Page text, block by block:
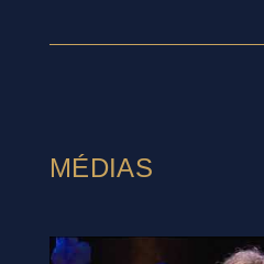
MÉDIAS